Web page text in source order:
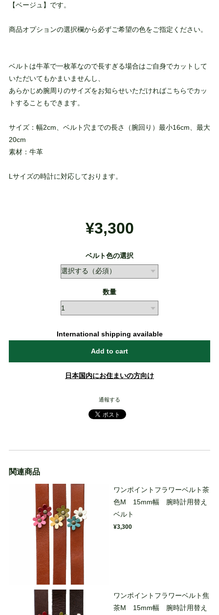
【ベージュ】です。
商品オプションの選択欄から必ずご希望の色をご指定ください。
ベルトは牛革で一枚革なので長すぎる場合はご自身でカットして
いただいてもかまいませんし、
あらかじめ腕周りのサイズをお知らせいただければこちらでカッ
トすることもできます。
サイズ：幅2cm、ベルト穴までの長さ（腕回り）最小16cm、最大
20cm
素材：牛革
Lサイズの時計に対応しております。
¥3,300
ベルト色の選択
数量
International shipping available
Add to cart
日本国内にお住まいの方向け
通報する
関連商品
ワンポイントフラワーベルト茶
色M 15mm幅 腕時計用替え
ベルト
¥3,300
ワンポイントフラワーベルト焦
茶M 15mm幅 腕時計用替え